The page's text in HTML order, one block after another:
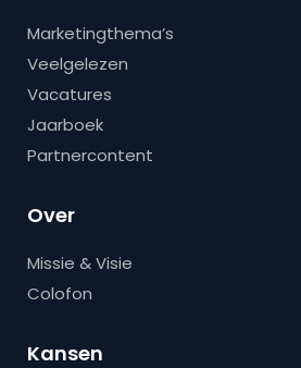
Marketingthema’s
Veelgelezen
Vacatures
Jaarboek
Partnercontent
Over
Missie & Visie
Colofon
Kansen